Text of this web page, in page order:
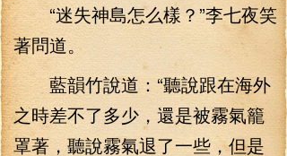
“迷失神島怎么樣？”李七夜笑
著問道。
藍韻竹說道：“聽說跟在海外
之時差不了多少，還是被霧氣籠
罩著，聽說霧氣退了一些，但是